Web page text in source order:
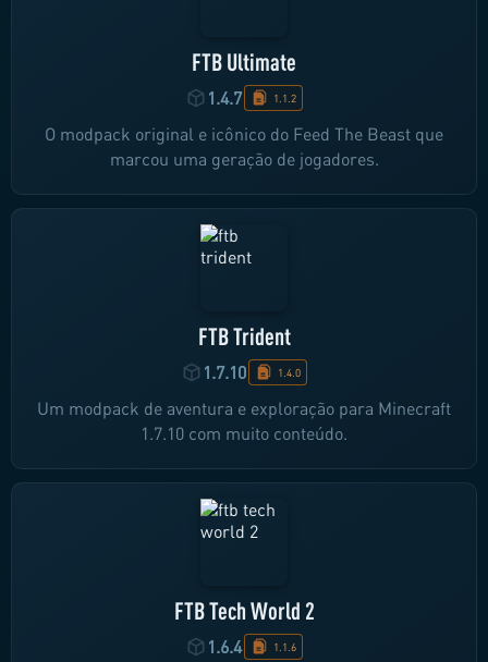
FTB Ultimate
1.4.7 1.1.2
O modpack original e icônico do Feed The Beast que
marcou uma geração de jogadores.
FTB Trident
1.7.10 1.4.0
Um modpack de aventura e exploração para Minecraft
1.7.10 com muito conteúdo.
FTB Tech World 2
1.6.4 1.1.6